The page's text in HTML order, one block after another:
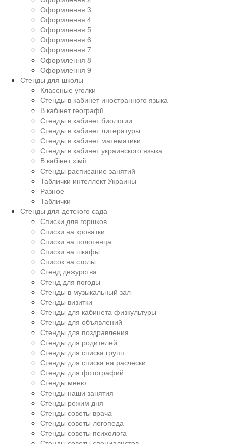
Оформлення 3
Оформлення 4
Оформлення 5
Оформлення 6
Оформлення 7
Оформлення 8
Оформлення 9
Стенды для школы
Классные уголки
Стенды в кабинет иностранного языка
В кабінет географії
Стенды в кабинет биологии
Стенды в кабинет литературы
Стенды в кабинет математики
Стенды в кабинет украинского языка
В кабінет хімії
Стенды расписание занятий
Таблички интеллект Украины
Разное
Таблички
Стенды для детского сада
Списки для горшков
Списки на кроватки
Списки на полотенца
Списки на шкафы
Список на столы
Стенд дежурства
Стенд для погоды
Стенды в музыкальный зал
Стенды визитки
Стенды для кабинета физкультуры
Стенды для объявлений
Стенды для поздравления
Стенды для родителей
Стенды для списка групп
Стенды для списка на расчески
Стенды для фотографий
Стенды меню
Стенды наши занятия
Стенды режим дня
Стенды советы врача
Стенды советы логопеда
Стенды советы психолога